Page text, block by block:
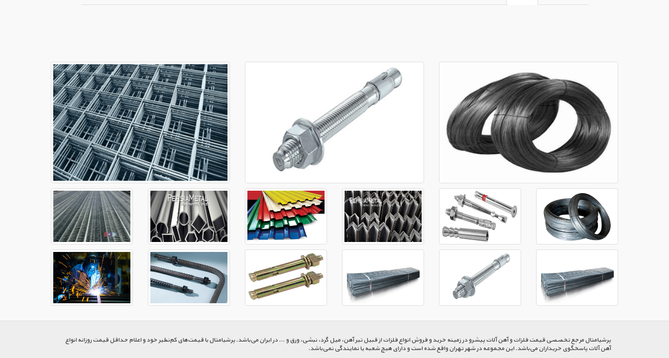
پرشیا‌متال مرجع تخصصی قیمت فلزات و آهن آلات پیشرو در زمینه خرید و فروش انواع فلزات از قبیل تیر آهن، میل گرد، نبشی، ورق و ... در ایران می‌باشد. پرشیامتال با قیمت‌های کم‌نظیر خود و اعلام حداقل قیمت روزانه انواع
آهن آلات پاسخگوی خریداران می‌باشد. این مجموعه در شهر تهران واقع شده است و دارای هیچ شعبه یا نمایندگی نمی‌باشد.